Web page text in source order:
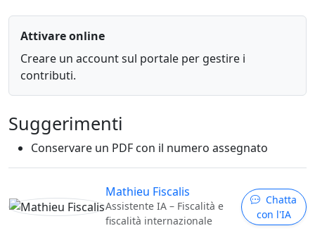
Attivare online
Creare un account sul portale per gestire i
contributi.
Suggerimenti
Conservare un PDF con il numero assegnato
Mathieu Fiscalis
Assistente IA – Fiscalità e
fiscalità internazionale
Chatta
con l'IA